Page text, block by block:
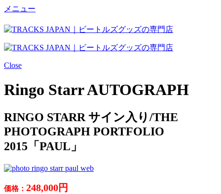
メニュー
Close
Ringo Starr AUTOGRAPH
RINGO STARR サイン入り/THE
PHOTOGRAPH PORTFOLIO
2015「PAUL」
価格： 248,000円